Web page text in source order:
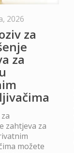
2026
za
za
zahtjeva za
možete